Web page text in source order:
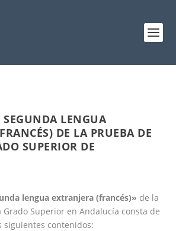
SEGUNDA LENGUA
DE LA PRUEBA DE
SUPERIOR DE
lengua extranjera (francés)» de la
Grado Superior en Andalucía consta de
siguientes contenidos: